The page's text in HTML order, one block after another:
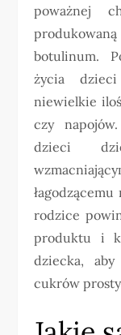
poważnej
botulinum.
życia
niewielkie
czy
dzieci
łagodzącemu
rodzice
produktu i
dziecka,
cukrów